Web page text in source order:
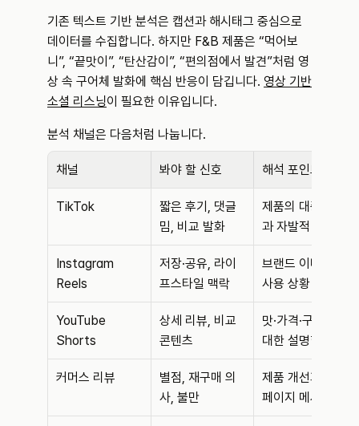
기존 텍스트 기반 분석은 캡션과 해시태그 중심으로
데이터를 수집합니다. 하지만 F&B 제품은 “먹어보
니”, “끝맛이”, “탄산감이”, “편의점에서 발견”처럼 영
상 속 구어체 발화에 핵심 반응이 담깁니다. 영상 기반
소셜 리스닝이 필요한 이유입니다.
분석 채널은 다음처럼 나눕니다.
채널 봐야 할 신호 해석 포인트
TikTok
짧은 후기, 댓글
밈, 비교 발화
제품의 대중 반응
과 자발적 확산
Instagram
Reels
저장·공유, 라이
프스타일 맥락
브랜드 이미지와
사용 상황
YouTube
Shorts
상세 리뷰, 비교
콘텐츠
맛·가격·구매처에
대한 설명형 반응
커머스 리뷰
별점, 재구매 의
사, 불만
제품 개선과 상세
페이지 메시지